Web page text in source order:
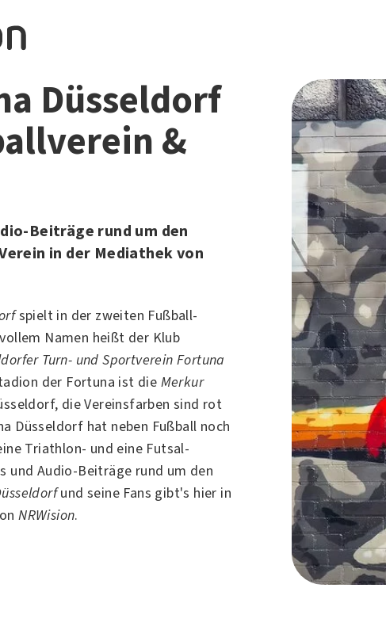
Düsseldorf
&
Beiträge rund um den
in der Mediathek von
spielt in der zweiten Fußball-
Namen heißt der Klub
Turn- und Sportverein Fortuna
der Fortuna ist die Merkur
, die Vereinsfarben sind rot
Düsseldorf hat neben Fußball noch
Triathlon- und eine Futsal-
und Audio-Beiträge rund um den
und seine Fans gibt's hier in
NRWision.